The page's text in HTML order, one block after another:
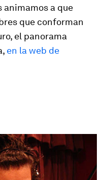
animamos a que
que conforman
el panorama
en la web de